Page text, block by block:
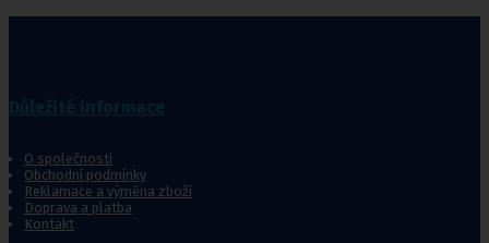
O společnosti
Obchodní podmínky
Reklamace a výměna zboží
Doprava a platba
Kontakt